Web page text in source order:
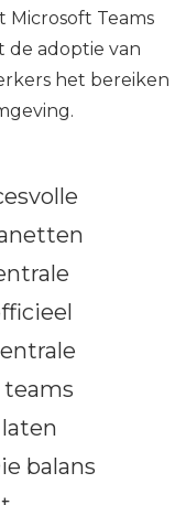
Microsoft Teams
de adoptie van
het bereiken
balans